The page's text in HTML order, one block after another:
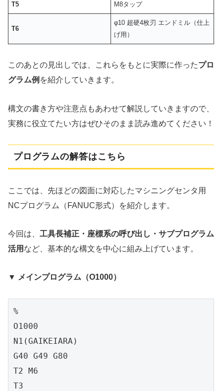
T5 M8タップ
T6
φ10 超硬4枚刃 エンドミル（仕上
げ用）
このあとの見出しでは、これらをもとに実際に作ったプロ
グラム例 を紹介していきます。
構文の書き方や注意点もあわせて解説していきますので、
実務に役立てたい方はぜひそのまま読み進めてください！
プログラムの解答はこちら
ここでは、先ほどの図面に対応したマシニングセンタ用
NCプログラム（FANUC形式）を紹介します。
今回は、 工具長補正・座標系の呼び出し・サブプログラム
活用 など、基本的な構文を中心に組み上げています。
▼ メインプログラム（O1000）
%
O1000
N1(GAIKEIARA)
G40 G49 G80
T2 M6
T3